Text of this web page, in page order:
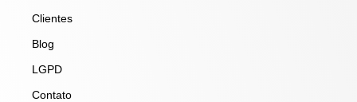
Clientes
Blog
LGPD
Contato